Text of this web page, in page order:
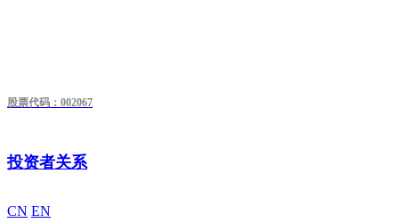
股票代码：002067
投资者关系
CN EN